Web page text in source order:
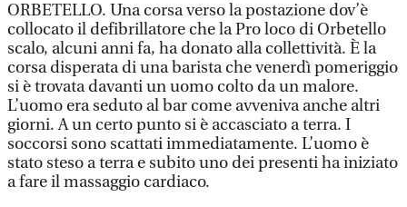
ORBETELLO. Una corsa verso la postazione dov’è
collocato il defibrillatore che la Pro loco di Orbetello
scalo, alcuni anni fa, ha donato alla collettività. È la
corsa disperata di una barista che venerdì pomeriggio
si è trovata davanti un uomo colto da un malore.
L’uomo era seduto al bar come avveniva anche altri
giorni. A un certo punto si è accasciato a terra. I
soccorsi sono scattati immediatamente. L’uomo è
stato steso a terra e subito uno dei presenti ha iniziato
a fare il massaggio cardiaco.